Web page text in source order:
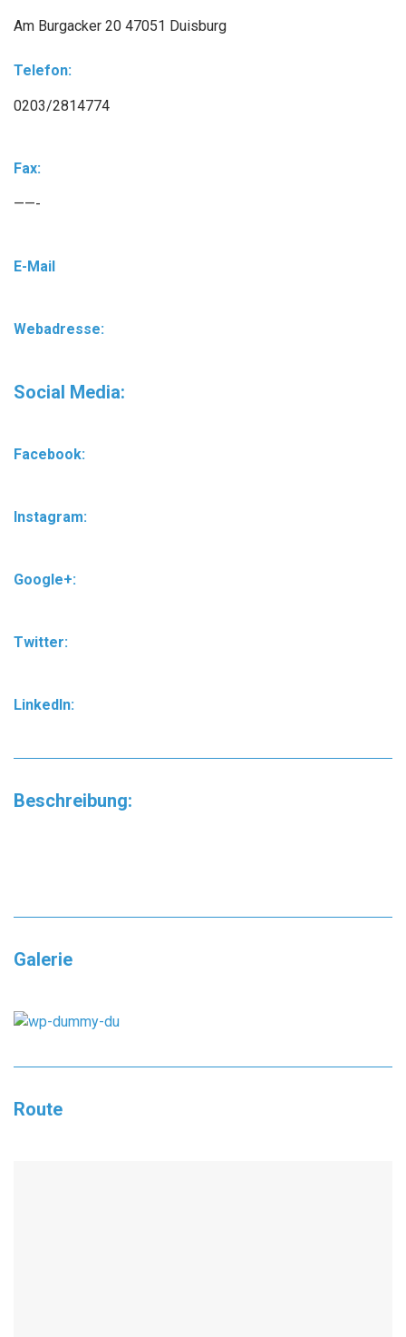
Am Burgacker 20 47051 Duisburg
Telefon:
0203/2814774
Fax:
——-
E-Mail
Webadresse:
Social Media:
Facebook:
Instagram:
Google+:
Twitter:
LinkedIn:
Beschreibung:
Galerie
Route